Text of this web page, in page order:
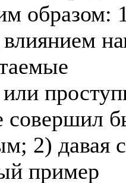
образом:
совершил
2) давая
пример